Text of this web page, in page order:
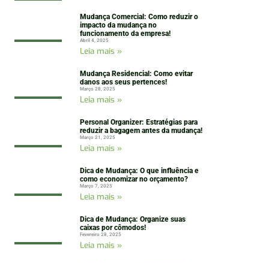
Mudança Comercial: Como reduzir o
impacto da mudança no
funcionamento da empresa!
Abril 4, 2025
Leia mais »
Mudança Residencial: Como evitar
danos aos seus pertences!
Março 28, 2025
Leia mais »
Personal Organizer: Estratégias para
reduzir a bagagem antes da mudança!
Março 21, 2025
Leia mais »
Dica de Mudança: O que influência e
como economizar no orçamento?
Março 7, 2025
Leia mais »
Dica de Mudança: Organize suas
caixas por cômodos!
Fevereiro 28, 2025
Leia mais »